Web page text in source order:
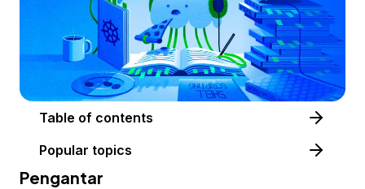
Table of contents
Popular topics
Pengantar